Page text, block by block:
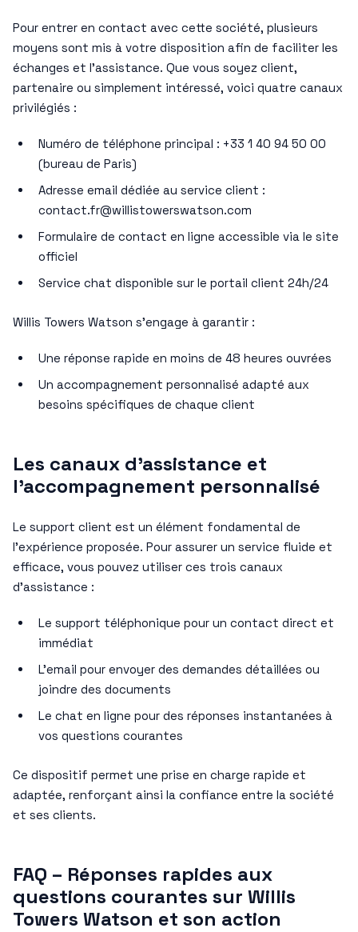
Pour entrer en contact avec cette société, plusieurs
moyens sont mis à votre disposition afin de faciliter les
échanges et l’assistance. Que vous soyez client,
partenaire ou simplement intéressé, voici quatre canaux
privilégiés :
Numéro de téléphone principal : +33 1 40 94 50 00
(bureau de Paris)
Adresse email dédiée au service client :
contact.fr@willistowerswatson.com
Formulaire de contact en ligne accessible via le site
officiel
Service chat disponible sur le portail client 24h/24
Willis Towers Watson s’engage à garantir :
Une réponse rapide en moins de 48 heures ouvrées
Un accompagnement personnalisé adapté aux
besoins spécifiques de chaque client
Les canaux d’assistance et
l’accompagnement personnalisé
Le support client est un élément fondamental de
l’expérience proposée. Pour assurer un service fluide et
efficace, vous pouvez utiliser ces trois canaux
d’assistance :
Le support téléphonique pour un contact direct et
immédiat
L’email pour envoyer des demandes détaillées ou
joindre des documents
Le chat en ligne pour des réponses instantanées à
vos questions courantes
Ce dispositif permet une prise en charge rapide et
adaptée, renforçant ainsi la confiance entre la société
et ses clients.
FAQ – Réponses rapides aux
questions courantes sur Willis
Towers Watson et son action